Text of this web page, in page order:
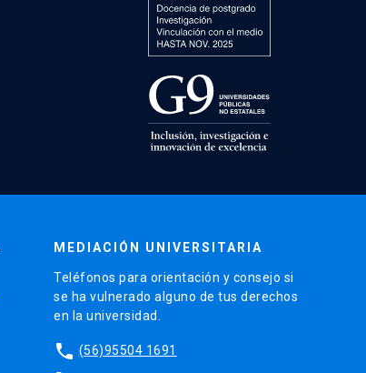
MEDIACIÓN UNIVERSITARIA
Teléfonos para orientación y consejo si
se ha vulnerado alguno de tus derechos
en la universidad.
phone (56)95504 1691